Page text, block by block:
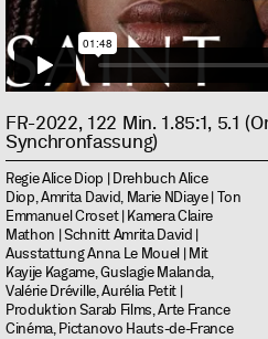
FR-2022, 122 Min. 1.85:1, 5.1
Synchronfassung)
Regie Alice Diop | Drehbuch Alice
Diop, Amrita David, Marie NDiaye | Ton
Emmanuel Croset | Kamera Claire
Mathon | Schnitt Amrita David |
Ausstattung Anna Le Mouel | Mit
Kayije Kagame, Guslagie Malanda,
Valérie Dréville, Aurélia Petit |
Produktion Sarab Films, Arte France
Cinéma, Pictanovo Hauts-de-France